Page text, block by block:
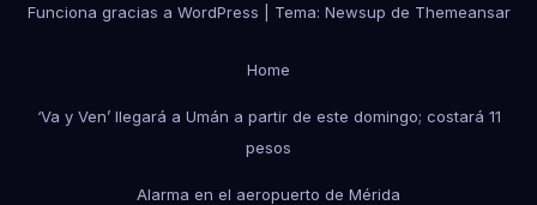
Funciona gracias a WordPress Tema: Newsup de Themeansar
Home
‘Va y Ven’ llegará a Umán a partir de este domingo; costará 11
pesos
Alarma en el aeropuerto de Mérida